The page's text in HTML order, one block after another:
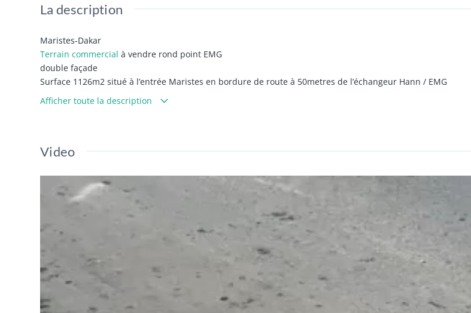
La description
Maristes-Dakar
Terrain commercial à vendre rond point EMG
double façade
Surface 1126m2 situé à l’entrée Maristes en bordure de route à 50metres de l’échangeur Hann / EMG
Prix 650 millions last
Afficher toute la description
Video
vidéo